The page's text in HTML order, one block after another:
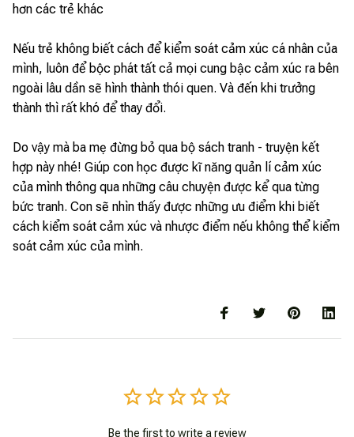
hơn các trẻ khác
Nếu trẻ không biết cách để kiểm soát cảm xúc cá nhân của
mình, luôn để bộc phát tất cả mọi cung bậc cảm xúc ra bên
ngoài lâu dần sẽ hình thành thói quen. Và đến khi trưởng
thành thì rất khó để thay đổi.
Do vậy mà ba mẹ đừng bỏ qua bộ sách tranh - truyện kết
hợp này nhé! Giúp con học được kĩ năng quản lí cảm xúc
của mình thông qua những câu chuyện được kể qua từng
bức tranh. Con sẽ nhìn thấy được những ưu điểm khi biết
cách kiểm soát cảm xúc và nhược điểm nếu không thể kiểm
soát cảm xúc của mình.
Be the first to write a review